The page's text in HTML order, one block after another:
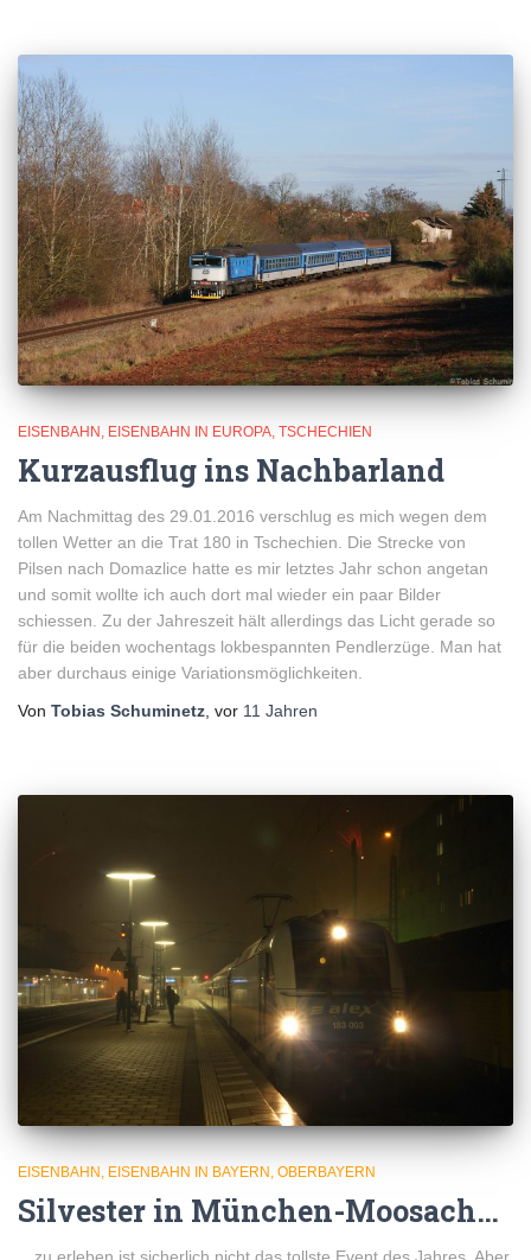
EISENBAHN EISENBAHN IN EUROPA TSCHECHIEN
Kurzausflug ins Nachbarland
Am Nachmittag des 29.01.2016 verschlug es mich wegen dem
tollen Wetter an die Trat 180 in Tschechien. Die Strecke von
Pilsen nach Domazlice hatte es mir letztes Jahr schon angetan
und somit wollte ich auch dort mal wieder ein paar Bilder
schiessen. Zu der Jahreszeit hält allerdings das Licht gerade so
für die beiden wochentags lokbespannten Pendlerzüge. Man hat
aber durchaus einige Variationsmöglichkeiten.
Von Tobias Schuminetz , vor 11 Jahren
EISENBAHN EISENBAHN IN BAYERN OBERBAYERN
Silvester in München-Moosach…
…zu erleben ist sicherlich nicht das tollste Event des Jahres. Aber